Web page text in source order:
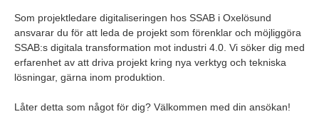
Som projektledare digitaliseringen hos SSAB i Oxelösund
ansvarar du för att leda de projekt som förenklar och möjliggöra
SSAB:s digitala transformation mot industri 4.0. Vi söker dig med
erfarenhet av att driva projekt kring nya verktyg och tekniska
lösningar, gärna inom produktion.
Låter detta som något för dig? Välkommen med din ansökan!